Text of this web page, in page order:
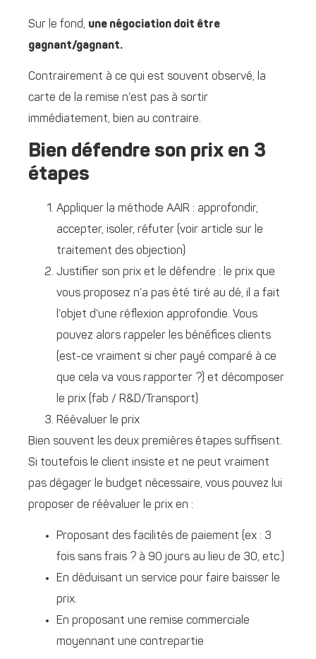
Sur le fond, une négociation doit être
gagnant/gagnant.
Contrairement à ce qui est souvent observé, la
carte de la remise n’est pas à sortir
immédiatement, bien au contraire.
Bien défendre son prix en 3
étapes
Appliquer la méthode AAIR : approfondir,
accepter, isoler, réfuter (voir article sur le
traitement des objection)
Justifier son prix et le défendre : le prix que
vous proposez n’a pas été tiré au dé, il a fait
l’objet d’une réflexion approfondie. Vous
pouvez alors rappeler les bénéfices clients
(est-ce vraiment si cher payé comparé à ce
que cela va vous rapporter ?) et décomposer
le prix (fab / R&D/Transport)
Réévaluer le prix
Bien souvent les deux premières étapes suffisent.
Si toutefois le client insiste et ne peut vraiment
pas dégager le budget nécessaire, vous pouvez lui
proposer de réévaluer le prix en :
Proposant des facilités de paiement (ex : 3
fois sans frais ? à 90 jours au lieu de 30, etc.)
En déduisant un service pour faire baisser le
prix.
En proposant une remise commerciale
moyennant une contrepartie